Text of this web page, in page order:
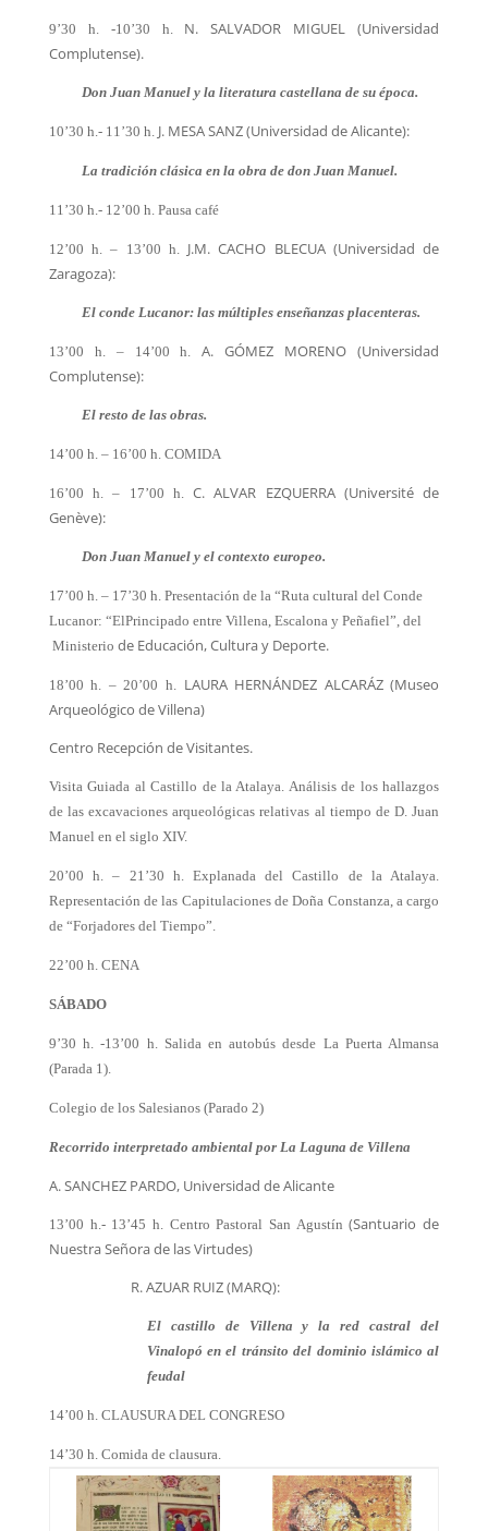
9’30 h. -10’30 h. N. SALVADOR MIGUEL (Universidad
Complutense).
Don Juan Manuel y la literatura castellana de su época.
10’30 h.- 11’30 h. J. MESA SANZ (Universidad de Alicante):
La tradición clásica en la obra de don Juan Manuel.
11’30 h.- 12’00 h. Pausa café
12’00 h. – 13’00 h. J.M. CACHO BLECUA (Universidad de
Zaragoza):
El conde Lucanor: las múltiples enseñanzas placenteras.
13’00 h. – 14’00 h.A. GÓMEZ MORENO (Universidad
Complutense):
El resto de las obras.
14’00 h. – 16’00 h. COMIDA
16’00 h. – 17’00 h.C. ALVAR EZQUERRA (Université de
Genève):
Don Juan Manuel y el contexto europeo.
17’00 h. – 17’30 h. Presentación de la “Ruta cultural del Conde
Lucanor: “ElPrincipado entre Villena, Escalona y Peñafiel”, del
Ministerio de Educación, Cultura y Deporte.
18’00 h. – 20’00 h. LAURA HERNÁNDEZ ALCARÁZ (Museo
Arqueológico de Villena)
Centro Recepción de Visitantes.
Visita Guiada al Castillo de la Atalaya. Análisis de los hallazgos
de las excavaciones arqueológicas relativas al tiempo de D. Juan
Manuel en el siglo XIV.
20’00 h. – 21’30 h. Explanada del Castillo de la Atalaya.
Representación de las Capitulaciones de Doña Constanza, a cargo
de “Forjadores del Tiempo”.
22’00 h. CENA
SÁBADO
9’30 h. -13’00 h. Salida en autobús desde La Puerta Almansa
(Parada 1).
Colegio de los Salesianos (Parado 2)
Recorrido interpretado ambiental por La Laguna de Villena
A. SANCHEZ PARDO, Universidad de Alicante
13’00 h.- 13’45 h. Centro Pastoral San Agustín(Santuario de
Nuestra Señora de las Virtudes)
R. AZUAR RUIZ (MARQ):
El castillo de Villena y la red castral del
Vinalopó en el tránsito del dominio islámico al
feudal
14’00 h. CLAUSURA DEL CONGRESO
14’30 h. Comida de clausura.